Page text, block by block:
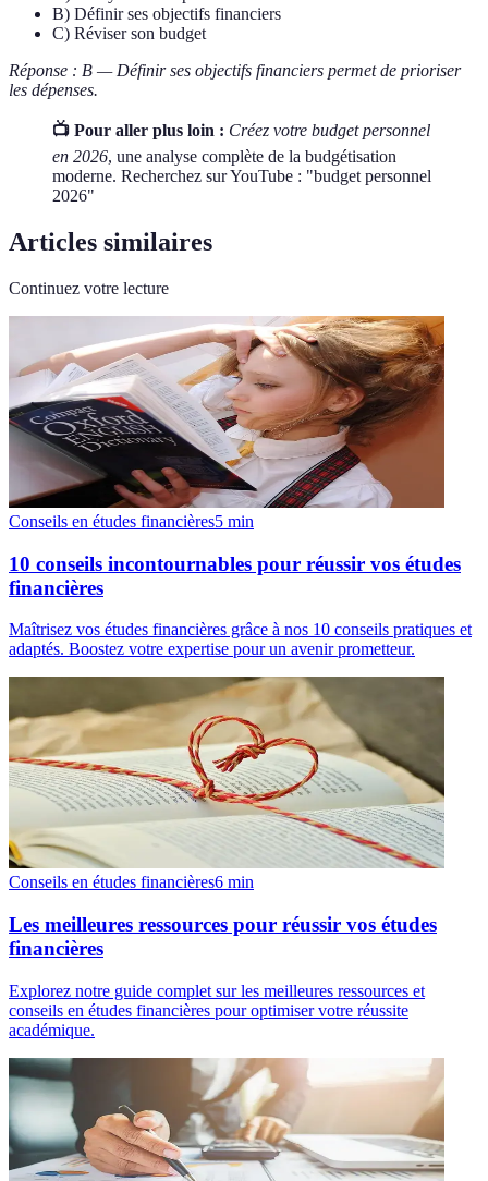
B) Définir ses objectifs financiers
C) Réviser son budget
Réponse : B — Définir ses objectifs financiers permet de prioriser
les dépenses.
📺 Pour aller plus loin : Créez votre budget personnel
en 2026, une analyse complète de la budgétisation
moderne. Recherchez sur YouTube : "budget personnel
2026"
Articles similaires
Continuez votre lecture
Conseils en études financières5 min
10 conseils incontournables pour réussir vos études
financières
Maîtrisez vos études financières grâce à nos 10 conseils pratiques et
adaptés. Boostez votre expertise pour un avenir prometteur.
Conseils en études financières6 min
Les meilleures ressources pour réussir vos études
financières
Explorez notre guide complet sur les meilleures ressources et
conseils en études financières pour optimiser votre réussite
académique.